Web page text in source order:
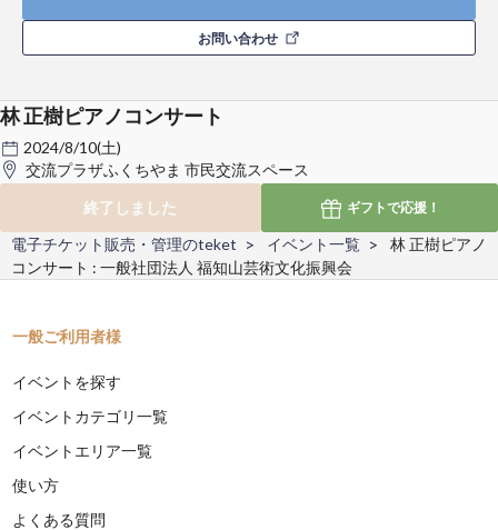
お問い合わせ
林 正樹ピアノコンサート
2024/8/10(土)
交流プラザふくちやま 市民交流スペース
終了しました
ギフトで応援！
電子チケット販売・管理のteket イベント一覧
林 正樹ピアノ
コンサート : 一般社団法人 福知山芸術文化振興会
一般ご利用者様
イベントを探す
イベントカテゴリ一覧
イベントエリア一覧
使い方
よくある質問